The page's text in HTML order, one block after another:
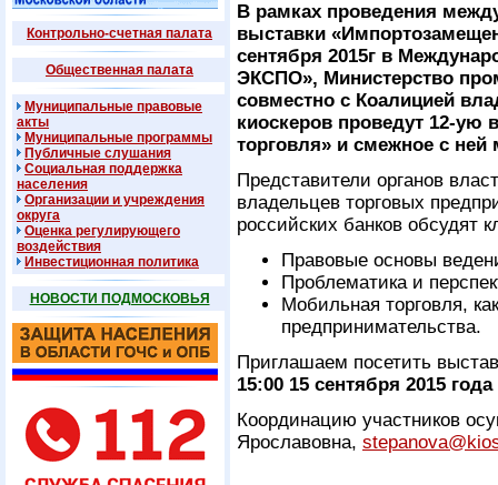
Контрольно-счетная палата
Общественная палата
Муниципальные правовые
акты
Муниципальные программы
Публичные слушания
Социальная поддержка
населения
Организации и учреждения
округа
Оценка регулирующего
воздействия
Инвестиционная политика
НОВОСТИ ПОДМОСКОВЬЯ
В рамках проведения
выставки
сентября 2015г в
ЭКСПО», Министерство
совместно с Коалицией
киоскеров проведут 12-ую
торговля» и смежное с ней
Представители органов
владельцев торговых
российских банков обсудят
Правовые основы
Проблематика и
Мобильная торговля,
предпринимательства.
Приглашаем посетить
15:00 15 сентября 2015
Координацию участников
Ярославовна,